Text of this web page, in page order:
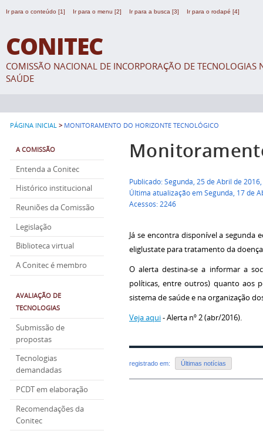
Ir para o conteúdo [1] Ir para o menu [2] Ir para a busca [3] Ir para o rodapé [4]
CONITEC
COMISSÃO NACIONAL DE INCORPORAÇÃO DE TECNOLOGIAS
SAÚDE
PÁGINA INICIAL > MONITORAMENTO DO HORIZONTE TECNOLÓGICO
A COMISSÃO
Entenda a Conitec
Histórico institucional
Reuniões da Comissão
Legislação
Biblioteca virtual
A Conitec é membro
AVALIAÇÃO DE
TECNOLOGIAS
Submissão de
propostas
Tecnologias
demandadas
PCDT em elaboração
Recomendações da
Conitec
Publicado: Segunda, 25 de Abril de
Última atualização em Segunda, 17 de
Acessos: 2246
Já se encontra disponível a
eliglustate para tratamento da
O alerta destina-se a informar a
políticas, entre outros) quanto aos
sistema de saúde e na organização
Veja aqui- Alerta nº 2 (abr/2016).
registrado em: Últimas notícias